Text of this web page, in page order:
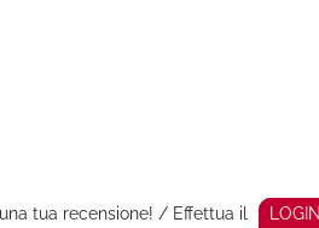
tua recensione! / Effettua il